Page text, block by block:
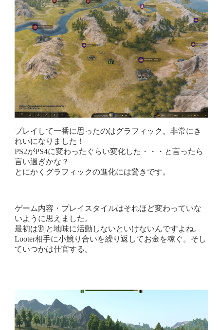
プレイして一番に思ったのはグラフィック。非常にき
れいになりました！
PS2がPS4に変わったぐらい変化した・・・と言ったら
言い過ぎかな？
とにかくグラフィックの進化には驚きです。
ゲーム内容・プレイスタイルはそれほど変わっていな
いように思えました。
最初は割と地味に活動しないといけないんですよね。
Looter相手に小競り合いを繰り返してお金を稼ぐ。そし
ていつかは仕官する。